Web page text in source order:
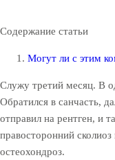
Содержание статьи
Могут ли с этим
Служу третий месяц. В
Обратился в санчасть,
отправил на рентген, и
правосторонний
остеохондроз.